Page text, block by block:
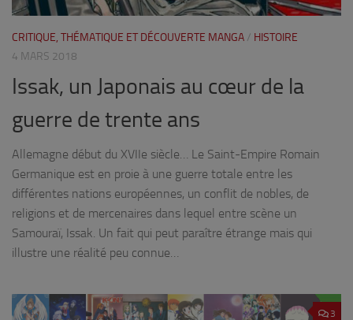
CRITIQUE, THÉMATIQUE ET DÉCOUVERTE MANGA / HISTOIRE
4 MARS 2018
Issak, un Japonais au cœur de la
guerre de trente ans
Allemagne début du XVIIe siècle… Le Saint-Empire Romain
Germanique est en proie à une guerre totale entre les
différentes nations européennes, un conflit de nobles, de
religions et de mercenaires dans lequel entre scène un
Samouraï, Issak. Un fait qui peut paraître étrange mais qui
illustre une réalité peu connue…
3